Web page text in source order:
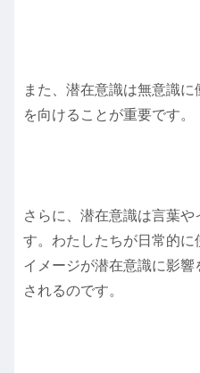
また、潜在意識は無意識
を向けることが重要です。
さらに、潜在意識は言葉や
す。わたしたちが日常的に
イメージが潜在意識に影
されるのです。